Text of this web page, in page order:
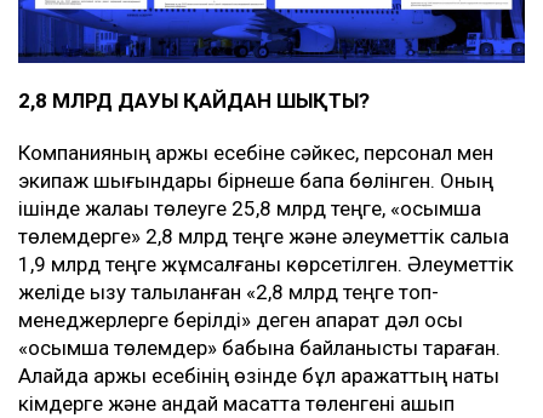
2,8 МЛРД ДАУЫ ҚАЙДАН ШЫҚТЫ?
Компанияның қаржы есебіне сәйкес, персонал мен
экипаж шығындары бірнеше бапқа бөлінген. Оның
ішінде жалақы төлеуге 25,8 млрд теңге, «қосымша
төлемдерге» 2,8 млрд теңге және әлеуметтік салыққа
1,9 млрд теңге жұмсалғаны көрсетілген. Әлеуметтік
желіде қызу талқыланған «2,8 млрд теңге топ-
менеджерлерге берілді» деген ақпарат дәл осы
«қосымша төлемдер» бабына байланысты тараған.
Алайда қаржы есебінің өзінде бұл қаражаттың нақты
кімдерге және қандай мақсатта төленгені ашып